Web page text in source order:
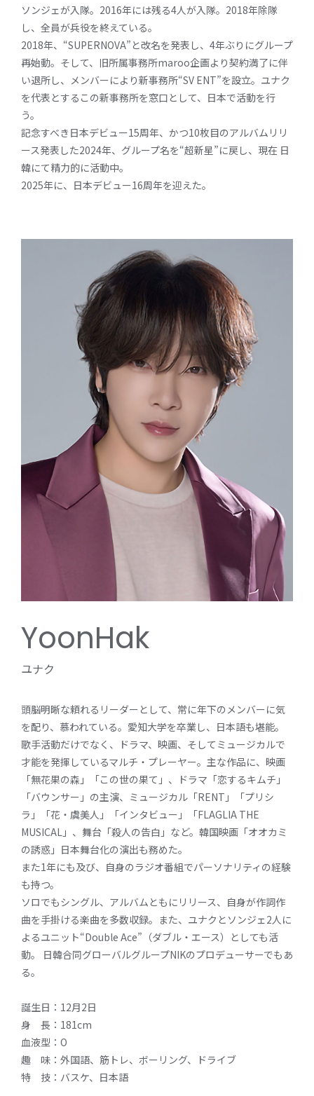
ソンジェが入隊。2016年には残る4人が入隊。2018年除隊
し、全員が兵役を終えている。
2018年、“SUPERNOVA”と改名を発表し、4年ぶりにグループ
再始動。そして、旧所属事務所maroo企画より契約満了に伴
い退所し、メンバーにより新事務所“SV ENT”を設立。ユナク
を代表とするこの新事務所を窓口として、日本で活動を行
う。
記念すべき日本デビュー15周年、かつ10枚目のアルバムリリ
ース発表した2024年、グループ名を“超新星”に戻し、現在 日
韓にて精力的に活動中。
2025年に、日本デビュー16周年を迎えた。
YoonHak
ユナク
頭脳明晰な頼れるリーダーとして、常に年下のメンバーに気
を配り、慕われている。愛知大学を卒業し、日本語も堪能。
歌手活動だけでなく、ドラマ、映画、そしてミュージカルで
才能を発揮しているマルチ・プレーヤー。主な作品に、映画
「無花果の森」「この世の果て」、ドラマ「恋するキムチ」
「バウンサー」の主演、ミュージカル「RENT」「プリシ
ラ」「花・虞美人」「インタビュー」「FLAGLIA THE
MUSICAL」、舞台「殺人の告白」など。韓国映画「オオカミ
の誘惑」日本舞台化の演出も務めた。
また1年にも及び、自身のラジオ番組でパーソナリティの経験
も持つ。
ソロでもシングル、アルバムともにリリース、自身が作詞作
曲を手掛ける楽曲を多数収録。また、ユナクとソンジェ2人に
よるユニット“Double Ace”（ダブル・エース）としても活
動。 日韓合同グローバルグループNIKのプロデューサーでもあ
る。
誕生日：12月2日
身 長：181cm
血液型：O
趣 味：外国語、筋トレ、ボーリング、ドライブ
特 技：バスケ、日本語